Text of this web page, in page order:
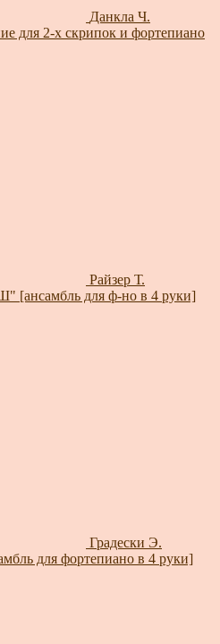
Данкла Ч.
для 2-х скрипок и фортепиано
Райзер Т.
для ф-но в 4 руки]
Градески Э.
для фортепиано в 4 руки]